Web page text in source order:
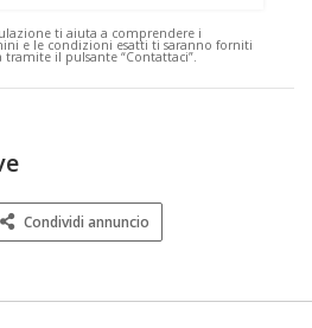
ti aiuta a comprendere i
e le condizioni esatti ti saranno forniti
il pulsante “Contattaci”.
Condividi annuncio